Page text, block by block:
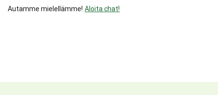
Autamme mielellämme! Aloita chat!